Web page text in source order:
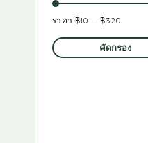
คัดกรอง
ราคา ฿10 —฿320